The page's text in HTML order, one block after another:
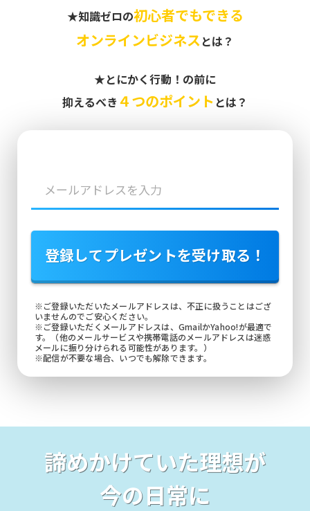
★知識ゼロの初心者でもできる
オンラインビジネスとは？
★とにかく行動！の前に
抑えるべき ４つのポイント とは？
登録してプレゼントを受け取る！
※ご登録いただいたメールアドレスは、不正に扱うことはござ
いませんのでご安心ください。
※ご登録いただくメールアドレスは、GmailかYahoo!が最適で
す。（他のメールサービスや携帯電話のメールアドレスは迷惑
メールに振り分けられる可能性があります。）
※配信が不要な場合、いつでも解除できます。
諦めかけていた理想が
今の日常に